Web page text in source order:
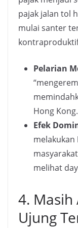
pajak jalan tol
mulai santer
Pelarian
Hong Kong.
Efek
melakukan
melihat
4. Masih
Ujung